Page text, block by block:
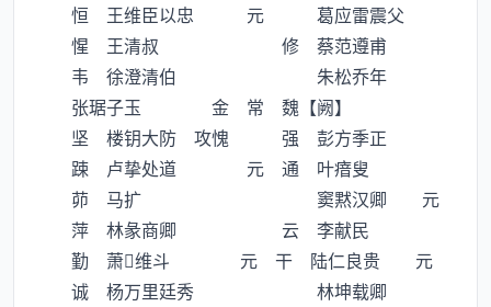
恒 王维臣以忠 元 葛应雷震父
惺 王清叔 修 蔡范遵甫
韦 徐澄清伯 朱松乔年
张琚子玉 金 常 魏【阙】
坚 楼钥大防 攻愧 强 彭方季正
踈 卢挚处道 元 通 叶瘖叟
茆 马扩 窦黙汉卿 元
萍 林彖商卿 云 李献民
勤 萧维斗 元 干 陆仁良贵 元
诚 杨万里廷秀 林坤载卿